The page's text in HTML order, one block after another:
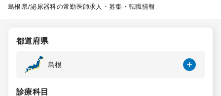
医師求人
常勤検索
島根県/泌尿器科の常勤医師求人・募集・転職情報
都道府県
島根
診療科目